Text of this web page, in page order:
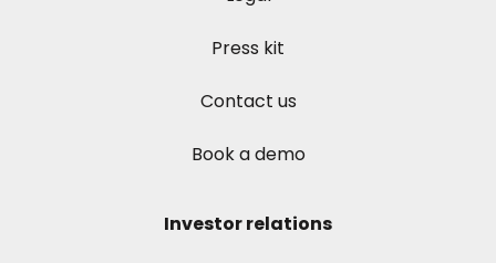
Press kit
Contact us
Book a demo
Investor relations